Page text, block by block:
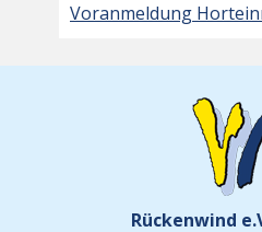
Voranmeldung
Rückenwind